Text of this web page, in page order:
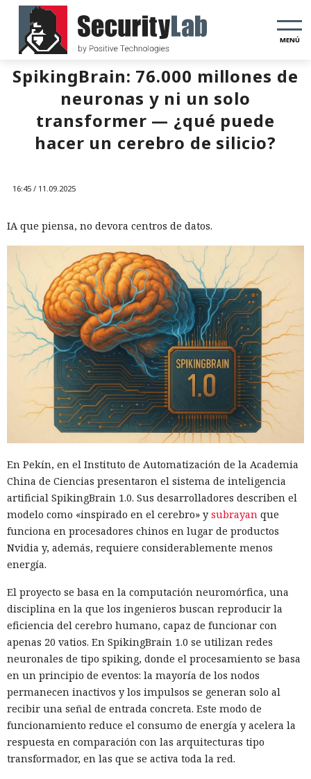
MENÚ
SpikingBrain: 76.000 millones de
neuronas y ni un solo
transformer — ¿qué puede
hacer un cerebro de silicio?
16:45 / 11.09.2025
IA que piensa, no devora centros de datos.
En Pekín, en el Instituto de Automatización de la Academia
China de Ciencias presentaron el sistema de inteligencia
artificial SpikingBrain 1.0. Sus desarrolladores describen el
modelo como «inspirado en el cerebro» y subrayan que
funciona en procesadores chinos en lugar de productos
Nvidia y, además, requiere considerablemente menos
energía.
El proyecto se basa en la computación neuromórfica, una
disciplina en la que los ingenieros buscan reproducir la
eficiencia del cerebro humano, capaz de funcionar con
apenas 20 vatios. En SpikingBrain 1.0 se utilizan redes
neuronales de tipo spiking, donde el procesamiento se basa
en un principio de eventos: la mayoría de los nodos
permanecen inactivos y los impulsos se generan solo al
recibir una señal de entrada concreta. Este modo de
funcionamiento reduce el consumo de energía y acelera la
respuesta en comparación con las arquitecturas tipo
transformador, en las que se activa toda la red.